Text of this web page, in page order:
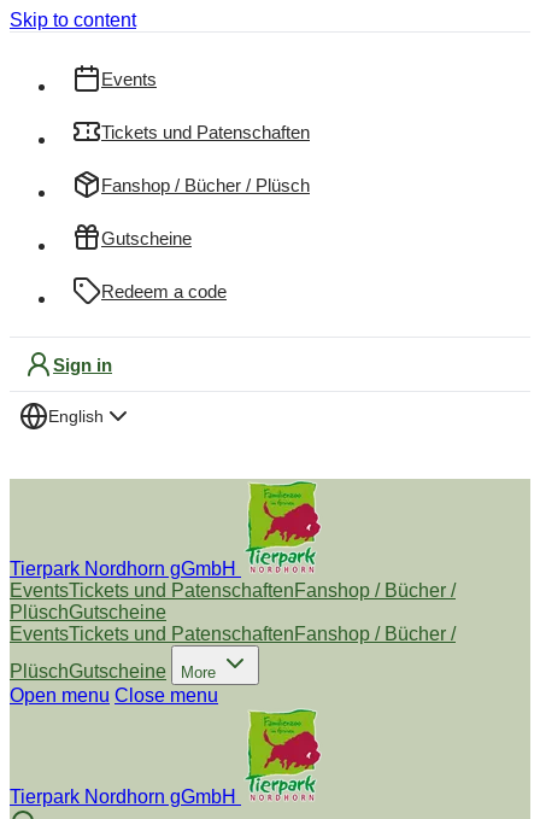
Skip to content
Events
Tickets und Patenschaften
Fanshop / Bücher / Plüsch
Gutscheine
Redeem a code
Sign in
English
Tierpark Nordhorn gGmbH
EventsTickets und PatenschaftenFanshop / Bücher /
PlüschGutscheine
EventsTickets und PatenschaftenFanshop / Bücher /
PlüschGutscheine More
Open menu Close menu
Tierpark Nordhorn gGmbH